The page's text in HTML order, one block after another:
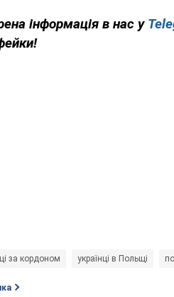
інформація в нас у
за кордоном українці в Польщі